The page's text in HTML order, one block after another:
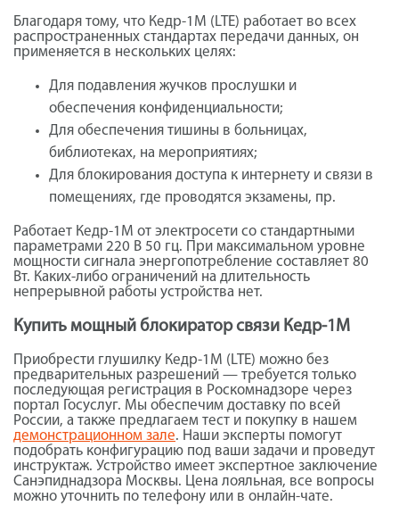
Благодаря тому, что Кедр-1М (LTE) работает во всех
распространенных стандартах передачи данных, он
применяется в нескольких целях:
Для подавления жучков прослушки и
обеспечения конфиденциальности;
Для обеспечения тишины в больницах,
библиотеках, на мероприятиях;
Для блокирования доступа к интернету и связи в
помещениях, где проводятся экзамены, пр.
Работает Кедр-1М от электросети со стандартными
параметрами 220 В 50 гц. При максимальном уровне
мощности сигнала энергопотребление составляет 80
Вт. Каких-либо ограничений на длительность
непрерывной работы устройства нет.
Купить мощный блокиратор связи Кедр-1М
Приобрести глушилку Кедр-1М (LTE) можно без
предварительных разрешений — требуется только
последующая регистрация в Роскомнадзоре через
портал Госуслуг. Мы обеспечим доставку по всей
России, а также предлагаем тест и покупку в нашем
демонстрационном зале. Наши эксперты помогут
подобрать конфигурацию под ваши задачи и проведут
инструктаж. Устройство имеет экспертное заключение
Санэпиднадзора Москвы. Цена лояльная, все вопросы
можно уточнить по телефону или в онлайн-чате.